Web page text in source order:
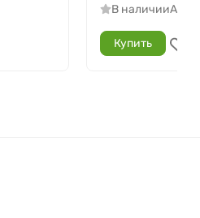
В наличии
Купить